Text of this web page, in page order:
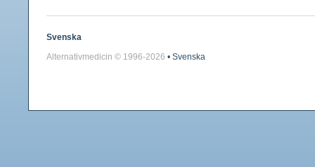
Smak bitter-syrilg.
Svenska
Alternativmedicin © 1996-2026 • Svenska